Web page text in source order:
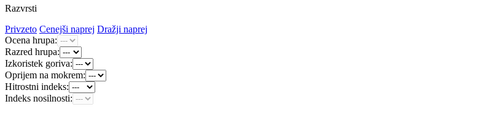
Razvrsti
Privzeto Cenejši naprej Dražji naprej
Ocena hrupa:
Razred hrupa:
Izkoristek goriva:
Oprijem na mokrem:
Hitrostni indeks:
Indeks nosilnosti: